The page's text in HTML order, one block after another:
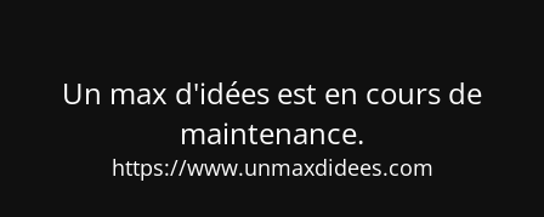
Un max d'idées est en cours de
maintenance.
https://www.unmaxdidees.com